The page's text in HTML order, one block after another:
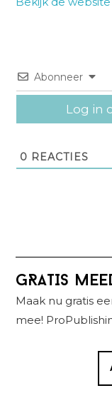
Abonneer
Log in
0 REACTIES
Primaire
Sidebar
GRATIS
Maak nu gratis
mee!